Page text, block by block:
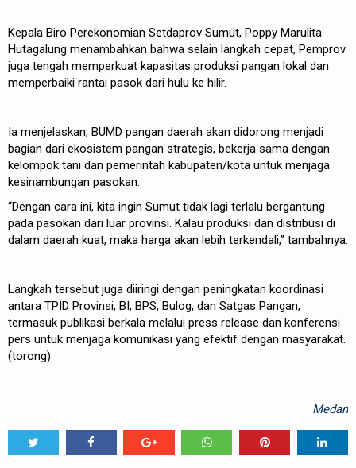
Kepala Biro Perekonomian Setdaprov Sumut, Poppy Marulita
Hutagalung menambahkan bahwa selain langkah cepat, Pemprov
juga tengah memperkuat kapasitas produksi pangan lokal dan
memperbaiki rantai pasok dari hulu ke hilir.
Ia menjelaskan, BUMD pangan daerah akan didorong menjadi
bagian dari ekosistem pangan strategis, bekerja sama dengan
kelompok tani dan pemerintah kabupaten/kota untuk menjaga
kesinambungan pasokan.
“Dengan cara ini, kita ingin Sumut tidak lagi terlalu bergantung
pada pasokan dari luar provinsi. Kalau produksi dan distribusi di
dalam daerah kuat, maka harga akan lebih terkendali,” tambahnya.
Langkah tersebut juga diiringi dengan peningkatan koordinasi
antara TPID Provinsi, BI, BPS, Bulog, dan Satgas Pangan,
termasuk publikasi berkala melalui press release dan konferensi
pers untuk menjaga komunikasi yang efektif dengan masyarakat.
(torong)
Medan